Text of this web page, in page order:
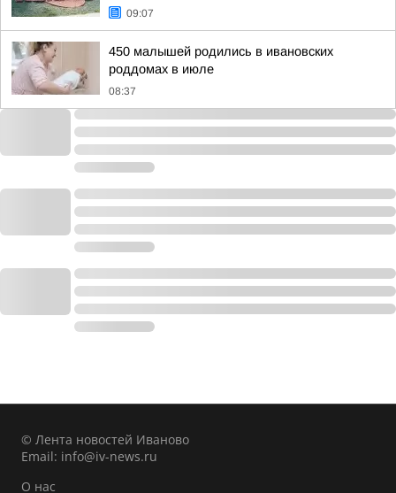
09:07
450 малышей родились в ивановских
роддомах в июле
08:37
© Лента новостей Иваново
Email: info@iv-news.ru
О нас